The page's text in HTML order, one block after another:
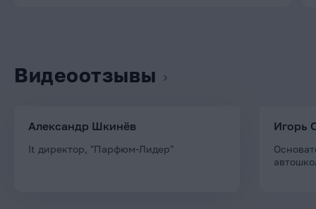
Видеоотзывы
Александр Шкинёв
It директор, "Парфюм-Лидер"
Игорь